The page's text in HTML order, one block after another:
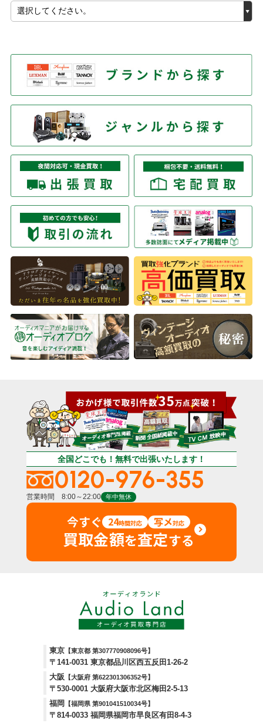
全国どこでも！無料で出張いたします！
0120-976-355
営業時間 8:00～22:00 年中無休
今すぐ 24時間対応 写メ対応
買取金額を査定する
東京 【東京都 第307770908096号】
〒141-0031 東京都品川区西五反田1-26-2
大阪
【大阪府 第622301306352号】
〒530-0001 大阪府大阪市北区梅田2-5-13
福岡
【福岡県 第901041510034号】
〒814-0033 福岡県福岡市早良区有田8-4-3